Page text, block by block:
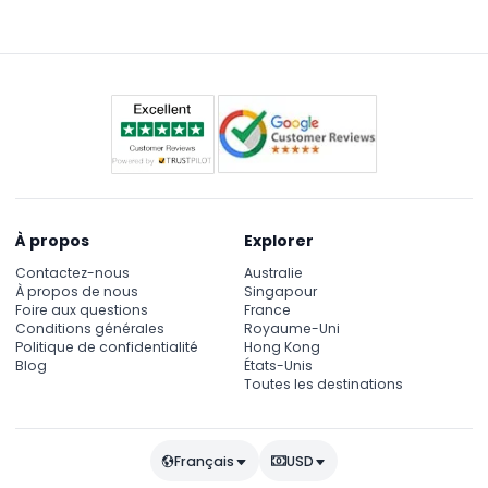
expérience culturelle inoubliable enracinée dans
À propos
Contactez-nous
À propos de nous
Foire aux questions
Conditions générales
Politique de confidentialité
Blog
Explorer
Australie
Singapour
France
Royaume-Uni
Hong Kong
États-Unis
Toutes les destinations
Français USD